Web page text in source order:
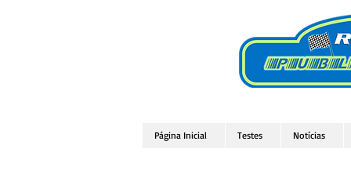
Página Inicial Testes Notícias